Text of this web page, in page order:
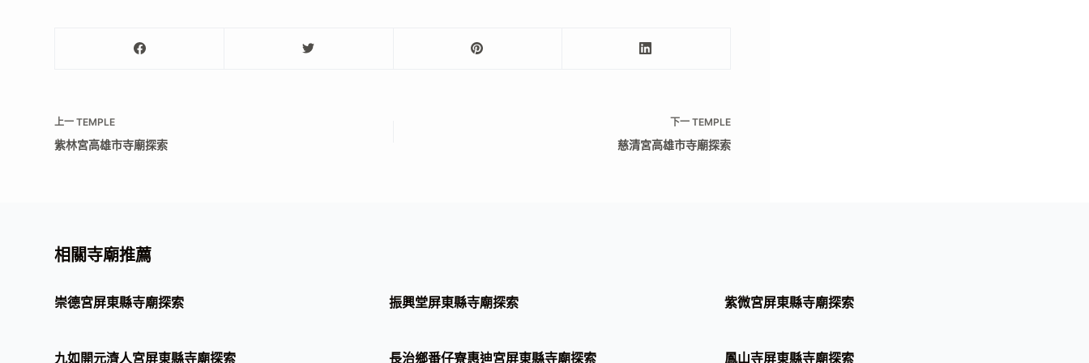
上一TEMPLE
紫林宮高雄市寺廟探索
下一 TEMPLE
慈清宮高雄市寺廟探索
相關寺廟推薦
崇德宮屏東縣寺廟探索 振興堂屏東縣寺廟探索 紫微宮屏東縣寺廟探索
九如開元濟人宮屏東縣寺廟探索 長治鄉番仔寮惠迪宮屏東縣寺廟探索 鳳山寺屏東縣寺廟探索